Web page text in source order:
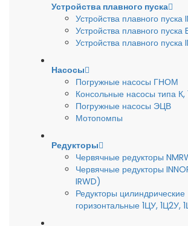
Устройства плавного пуска
Устройства плавного пуска
Устройства плавного пуска
Устройства плавного пуска
Насосы
Погружные насосы ГНОМ
Консольные насосы типа К,
Погружные насосы ЭЦВ
Мотопомпы
Редукторы
Червячные редукторы
Червячные редукторы
IRWD)
Редукторы цилиндрические
горизонтальные 1ЦУ, 1Ц2У,